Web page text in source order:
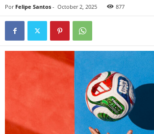
Por Felipe Santos - October 2, 2025 877